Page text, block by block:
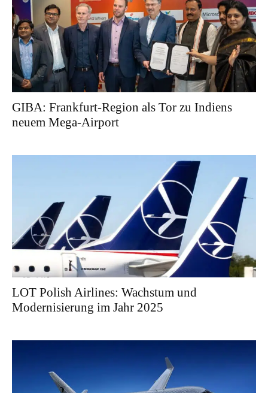
GIBA: Frankfurt-Region als Tor zu Indiens
neuem Mega-Airport
LOT Polish Airlines: Wachstum und
Modernisierung im Jahr 2025